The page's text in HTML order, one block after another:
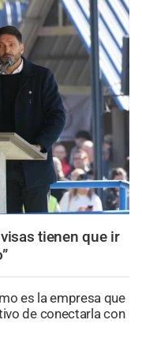
tienen que ir
es la empresa que
de conectarla con